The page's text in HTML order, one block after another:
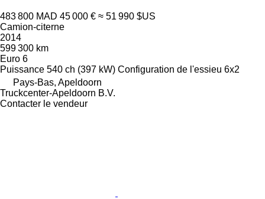
483 800 MAD 45 000 € ≈ 51 990 $US
Camion-citerne
2014
599 300 km
Euro 6
Puissance 540 ch (397 kW) Configuration de l'essieu 6x2
Pays-Bas, Apeldoorn
Truckcenter-Apeldoorn B.V.
Contacter le vendeur